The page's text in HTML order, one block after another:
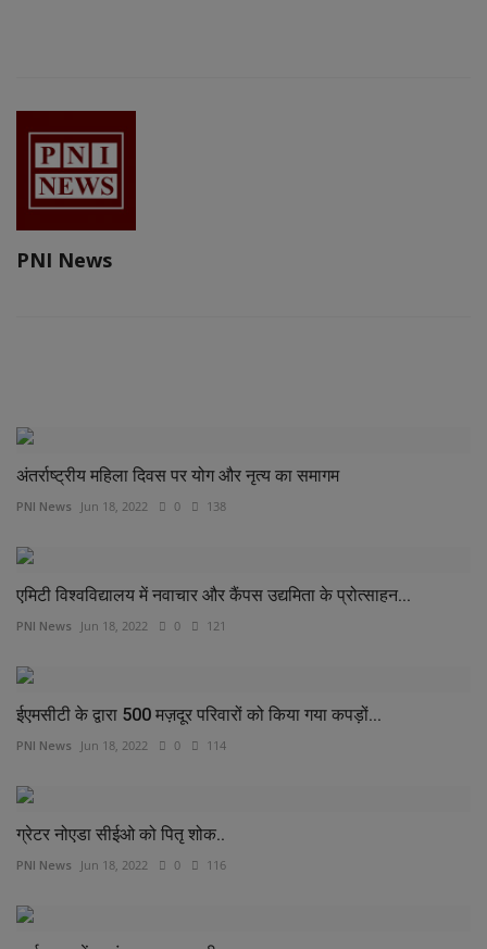
PNI News
अंतर्राष्ट्रीय महिला दिवस पर योग और नृत्य का समागम
PNI News Jun 18, 2022 0 138
एमिटी विश्वविद्यालय में नवाचार और कैंपस उद्यमिता के प्रोत्साहन...
PNI News Jun 18, 2022 0 121
ईएमसीटी के द्वारा 500 मज़दूर परिवारों को किया गया कपड़ों...
PNI News Jun 18, 2022 0 114
ग्रेटर नोएडा सीईओ को पितृ शोक..
PNI News Jun 18, 2022 0 116